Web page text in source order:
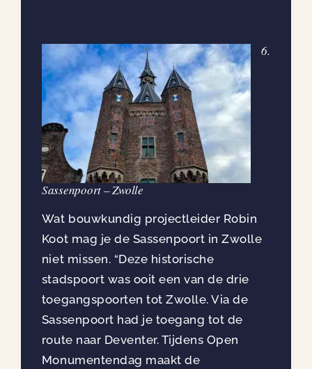
6.
Sassenpoort – Zwolle
Wat bouwkundig projectleider Robin
Koot mag je de Sassenpoort in Zwolle
niet missen. “Deze historische
stadspoort was ooit een van de drie
toegangspoorten tot Zwolle. Via de
Sassenpoort had je toegang tot de
route naar Deventer. Tijdens Open
Monumentendag maakt de